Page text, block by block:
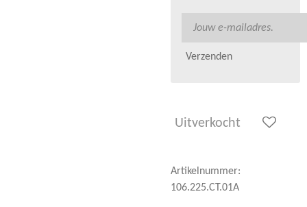
Verzenden
Uitverkocht
Artikelnummer:
106.225.CT.01A